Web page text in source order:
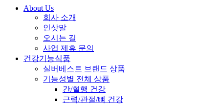
About Us
회사 소개
인삿말
오시는 길
사업 제휴 문의
건강기능식품
실버베스트 브랜드 상품
기능성별 전체 상품
간/혈행 건강
근력/관절/뼈 건강